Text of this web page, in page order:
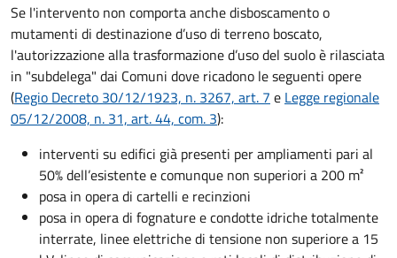
Se l'intervento non comporta anche disboscamento o
mutamenti di destinazione d’uso di terreno boscato,
l'autorizzazione alla trasformazione d’uso del suolo è rilasciata
in "subdelega" dai Comuni dove ricadono le seguenti opere
(Regio Decreto 30/12/1923, n. 3267, art. 7 e Legge regionale
05/12/2008, n. 31, art. 44, com. 3):
interventi su edifici già presenti per ampliamenti pari al
50% dell’esistente e comunque non superiori a 200 m²
posa in opera di cartelli e recinzioni
posa in opera di fognature e condotte idriche totalmente
interrate, linee elettriche di tensione non superiore a 15